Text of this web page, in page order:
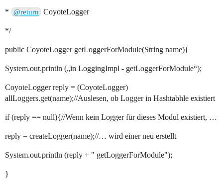
* @return CoyoteLogger
*/
public CoyoteLogger getLoggerForModule(String name){
System.out.println („in LoggingImpl - getLoggerForModule“);
CoyoteLogger reply = (CoyoteLogger)
allLoggers.get(name);//Auslesen, ob Logger in Hashtabhle existiert
if (reply == null){//Wenn kein Logger für dieses Modul existiert, …
reply = createLogger(name);//… wird einer neu erstellt
System.out.println (reply + " getLoggerForModule");
}